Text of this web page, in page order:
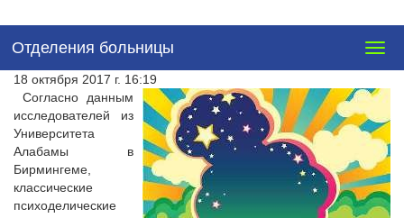
Отделения больницы
18 октября 2017 г. 16:19
Согласно данным
исследователей из
Университета
Алабамы в
Бирмингеме,
классические
психоделические